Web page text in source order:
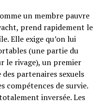
un membre pauvre
prend rapidement le
Elle exige qu’on lui
(une partie du
le rivage), un premier
partenaires sexuels
compétences de survie.
inversée. Les